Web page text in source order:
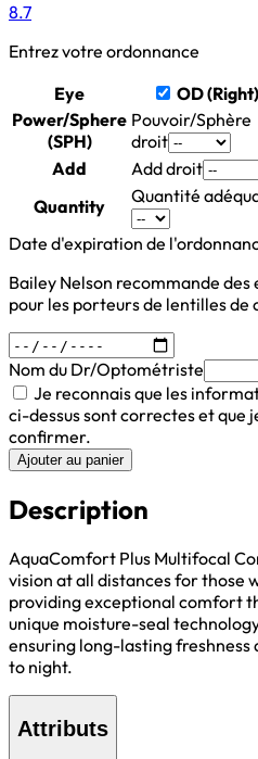
8.7
Entrez votre ordonnance
Eye
OD (Right)
Power/Sphere
(SPH)
Pouvoir/Sphère
droit
Add
Add droit
Quantity
Quantité
Date d'expiration de
Bailey Nelson recommande des
pour les porteurs de lentilles de
Nom du Dr/Optométriste
Je reconnais que les
ci-dessus sont correctes et que
confirmer.
Ajouter au panier
Description
AquaComfort Plus Multifocal
vision at all distances for those
providing exceptional comfort
unique moisture-seal
ensuring long-lasting
to night.
Attributs